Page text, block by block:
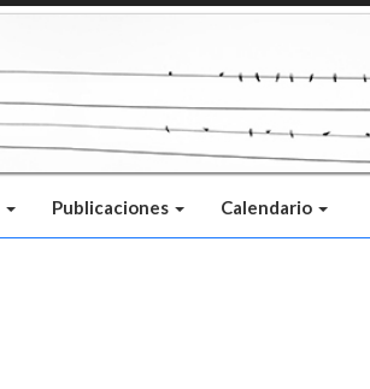
Publicaciones Calendario